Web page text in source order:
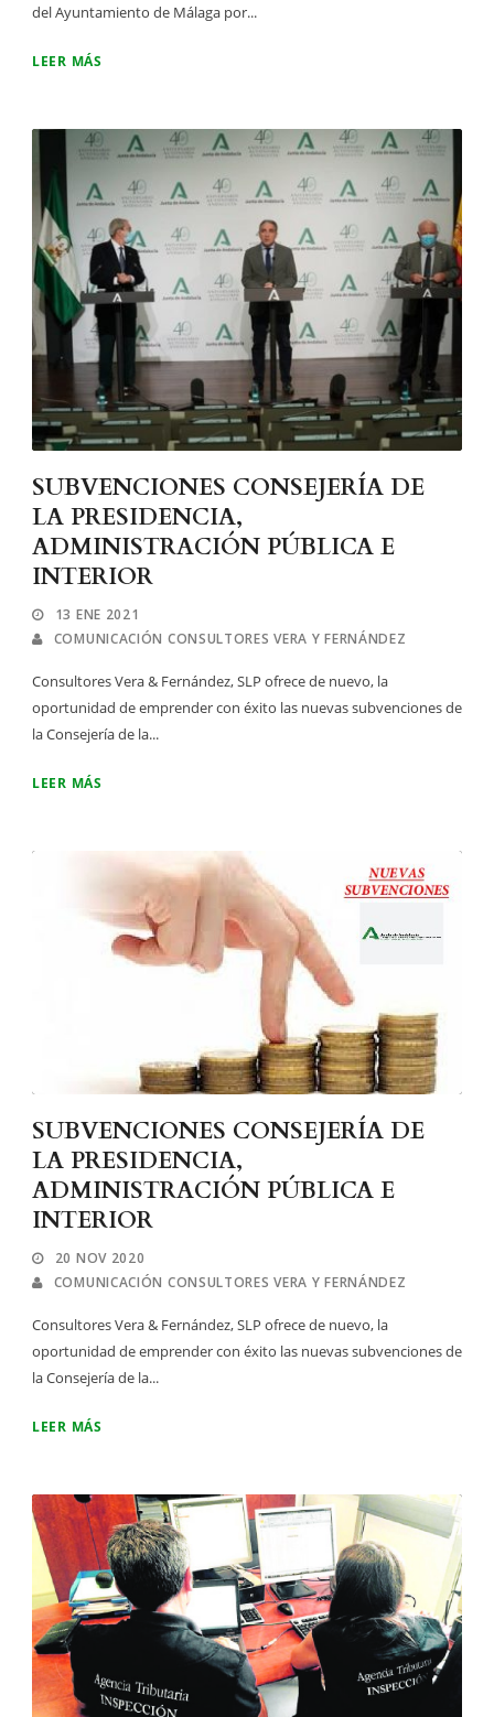
del Ayuntamiento de Málaga por...
LEER MÁS
SUBVENCIONES CONSEJERÍA DE
LA PRESIDENCIA,
ADMINISTRACIÓN PÚBLICA E
INTERIOR
13 ENE 2021
COMUNICACIÓN CONSULTORES VERA Y FERNÁNDEZ
Consultores Vera & Fernández, SLP ofrece de nuevo, la
oportunidad de emprender con éxito las nuevas subvenciones de
la Consejería de la...
LEER MÁS
SUBVENCIONES CONSEJERÍA DE
LA PRESIDENCIA,
ADMINISTRACIÓN PÚBLICA E
INTERIOR
20 NOV 2020
COMUNICACIÓN CONSULTORES VERA Y FERNÁNDEZ
Consultores Vera & Fernández, SLP ofrece de nuevo, la
oportunidad de emprender con éxito las nuevas subvenciones de
la Consejería de la...
LEER MÁS